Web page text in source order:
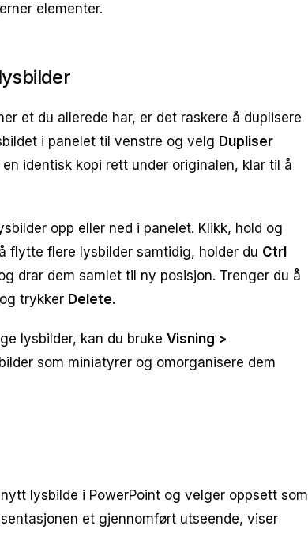
elementer.
et du allerede har, er det raskere å duplisere
i panelet til venstre og velg Dupliser
en identisk kopi rett under originalen, klar til å
opp eller ned i panelet. Klikk, hold og
flytte flere lysbilder samtidig, holder du Ctrl
drar dem samlet til ny posisjon. Trenger du å
trykker Delete.
lysbilder, kan du bruke Visning >
som miniatyrer og omorganisere dem
lysbilde i PowerPoint og velger oppsett som
et gjennomført utseende, viser